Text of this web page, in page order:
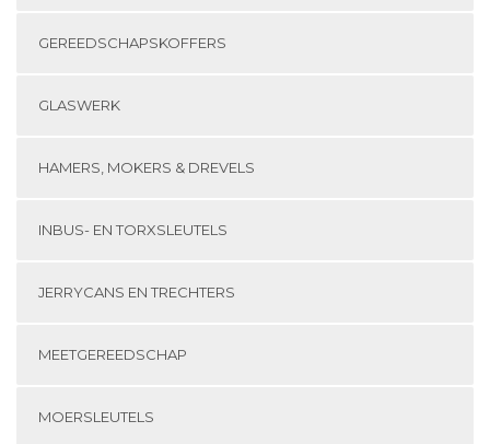
GEREEDSCHAPSKOFFERS
GLASWERK
HAMERS, MOKERS & DREVELS
INBUS- EN TORXSLEUTELS
JERRYCANS EN TRECHTERS
MEETGEREEDSCHAP
MOERSLEUTELS